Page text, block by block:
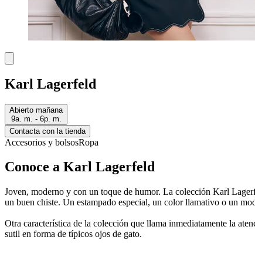
Karl Lagerfeld
Abierto mañana
9a. m. - 6p. m.
Contacta con la tienda
Accesorios y bolsosRopa
Conoce a Karl Lagerfeld
Joven, moderno y con un toque de humor. La colección Karl
un buen chiste. Un estampado especial, un color llamativo o un
Otra característica de la colección que llama inmediatamente la
sutil en forma de típicos ojos de gato.